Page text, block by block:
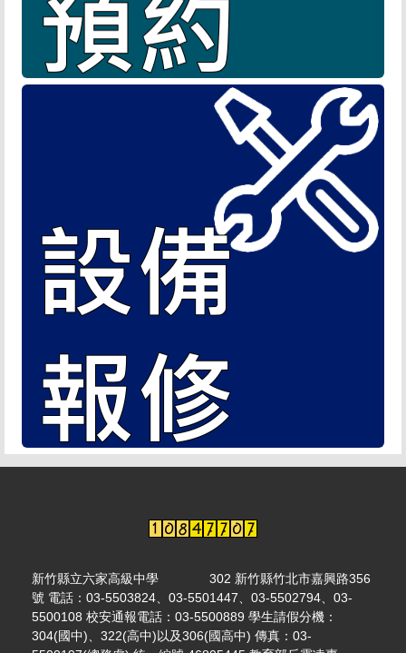
新竹縣立六家高級中學 302 新竹縣竹北市嘉興路356
號 電話：03-5503824、03-5501447、03-5502794、03-
5500108 校安通報電話：03-5500889 學生請假分機：
304(國中)、322(高中)以及306(國高中) 傳真：03-